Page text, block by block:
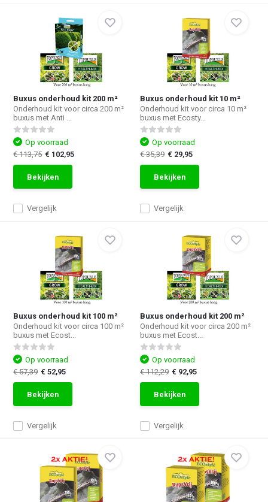
Buxus onderhoud kit 200 m²
Onderhoud kit voor circa 200 m²
buxus met Anti ...
Vergelijk
Op voorraad
€ 113,75 € 102,95
Bekijken
Buxus onderhoud kit 10 m²
Onderhoud kit voor circa 10 m²
buxus met Ecosty...
Vergelijk
Op voorraad
€ 35,39 € 29,95
Bekijken
Buxus onderhoud kit 100 m²
Onderhoud kit voor circa 100 m²
buxus met Ecost...
Vergelijk
Op voorraad
€ 57,39 € 52,95
Bekijken
Buxus onderhoud kit 200 m²
Onderhoud kit voor circa 200 m²
buxus met Ecost...
Vergelijk
Op voorraad
€ 112,29 € 92,95
Bekijken